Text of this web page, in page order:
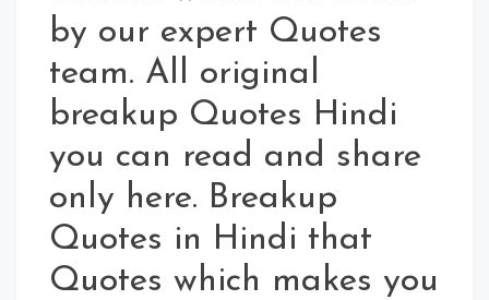
by our expert Quotes
team. All original
breakup Quotes Hindi
you can read and share
only here. Breakup
Quotes in Hindi that
Quotes which makes you